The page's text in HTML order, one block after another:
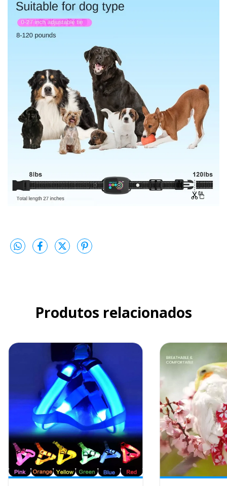
Produtos relacionados